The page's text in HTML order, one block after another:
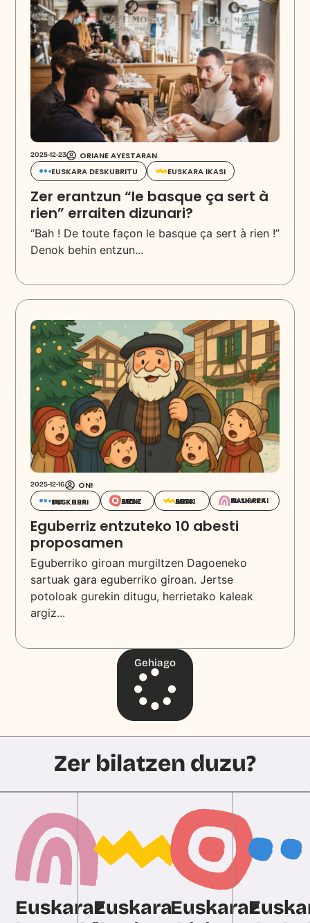
2025-12-23
ORIANE AYESTARAN
EUSKARA DESKUBRITU
EUSKARA IKASI
Zer erantzun “le basque ça sert à
rien” erraiten dizunari?
“Bah ! De toute façon le basque ça sert à rien !”
Denok behin entzun...
2025-12-16
ON!
EUSKARA DESKUBRITU
EUSKARAZ BIZI EUSKARA IKASI EUSKARAZ HAURREKIN
Eguberriz entzuteko 10 abesti
proposamen
Eguberriko giroan murgiltzen Dagoeneko
sartuak gara eguberriko giroan. Jertse
potoloak gurekin ditugu, herrietako kaleak
argiz...
Gehiago
Zer bilatzen duzu?
EuskarazEuskaraEuskaraz